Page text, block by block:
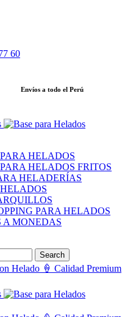
60
Envíos a todo el Perú
HELADOS
HELADOS FRITOS
HELADERÍAS
PARA HELADOS
A MONEDAS
Search
Helado 🍦 Calidad Premium